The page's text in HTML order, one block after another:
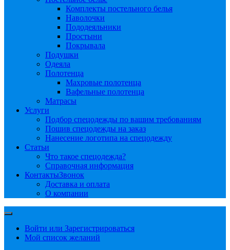
Комплекты постельного белья
Наволочки
Пододеяльники
Простыни
Покрывала
Подушки
Одеяла
Полотенца
Махровые полотенца
Вафельные полотенца
Матрасы
Услуги
Подбор спецодежды по вашим требованиям
Пошив спецодежды на заказ
Нанесение логотипа на спецодежду
Статьи
Что такое спецодежда?
Справочная информация
КонтактыЗвонок
Доставка и оплата
О компании
Войти или Зарегистрироваться
Мой список желаний